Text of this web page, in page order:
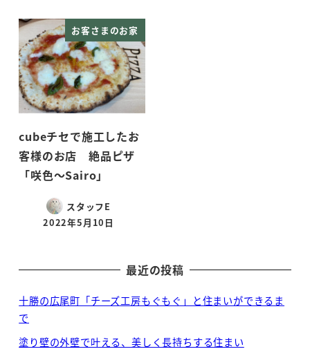
お客さまのお家
cubeチセで施工したお
客様のお店 絶品ピザ
「咲色～Sairo」
スタッフE
投稿日
2022年5月10日
最近の投稿
十勝の広尾町「チーズ工房もぐもぐ」と住まいができるま
で
塗り壁の外壁で叶える、美しく長持ちする住まい